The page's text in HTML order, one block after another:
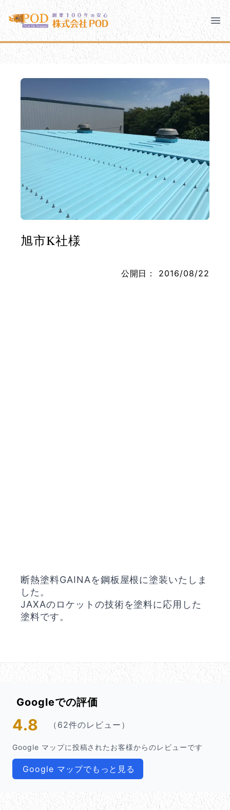
メインコンテンツにスキップ
株式会社ペイント・オン・デマンド
千葉の外壁塗装・屋根塗装なら創業100年の安心 ペイン
株式会社ペイント・オン・デマンド
モバイルメニュー
PODのまちづくり 安心の取り組み
よくあるご質問
お問い合わせ
旭市K社様
公開日： 2016/08/22
断熱塗料GAINAを鋼板屋根に塗装いたしま
した。
JAXAのロケットの技術を塗料に応用した
塗料です。
Googleでの評価
4.8 （62件のレビュー）
Google マップに投稿されたお客様からのレビューです
Google マップでもっと見る